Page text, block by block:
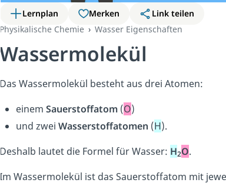
Lernplan Merken
Link teilen
Physikalische Chemie
Wasser Eigenschaften
Wassermolekül
Das Wassermolekül besteht aus drei Atomen:
einem Sauerstoffatom (O)
und zwei Wasserstoffatomen (H).
Deshalb lautet die Formel für Wasser: H2O.
Im Wassermolekül ist das Sauerstoffatom mit